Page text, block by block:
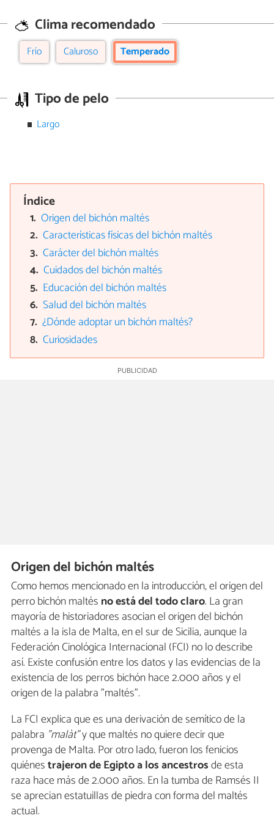
Clima recomendado
Frío Caluroso Temperado
Tipo de pelo
Largo
Índice
Origen del bichón maltés
Características físicas del bichón maltés
Carácter del bichón maltés
Cuidados del bichón maltés
Educación del bichón maltés
Salud del bichón maltés
¿Dónde adoptar un bichón maltés?
Curiosidades
Origen del bichón maltés
Como hemos mencionado en la introducción, el origen del
perro bichón maltés no está del todo claro. La gran
mayoría de historiadores asocian el origen del bichón
maltés a la isla de Malta, en el sur de Sicilia, aunque la
Federación Cinológica Internacional (FCI) no lo describe
así. Existe confusión entre los datos y las evidencias de la
existencia de los perros bichón hace 2.000 años y el
origen de la palabra "maltés".
La FCI explica que es una derivación de semítico de la
palabra "malàt"y que maltés no quiere decir que
provenga de Malta. Por otro lado, fueron los fenicios
quiénestrajeron de Egipto a los ancestrosde esta
raza hace más de 2.000 años. En la tumba de Ramsés II
se aprecian estatuillas de piedra con forma del maltés
actual.